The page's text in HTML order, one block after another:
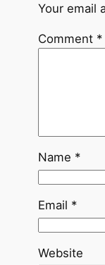
Your email
Comment *
Name *
Email *
Website